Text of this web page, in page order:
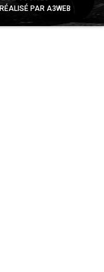
RÉALISÉ PAR A3WEB